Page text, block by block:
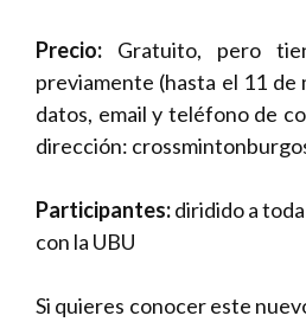
Precio: Gratuito, pero
previamente (hasta el 11 de
datos, email y teléfono de
dirección:
Participantes:diridido a
con la UBU
Si quieres conocer este